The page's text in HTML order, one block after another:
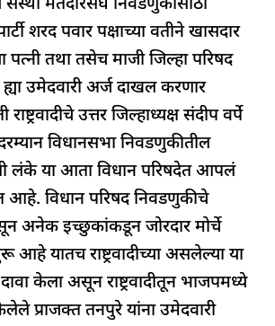
e
dI
n
a
d
s
g
ra
m
e
संस्था मतदारसंघ निवडणुकीसाठी
पार्टी शरद पवार पक्षाच्या वतीने खासदार
तथा तसेच माजी जिल्हा परिषद
उमेदवारी अर्ज दाखल करणार
उत्तर जिल्हाध्यक्ष संदीप वर्पे
विधानसभा निवडणुकीतील
लंके या आता विधान परिषदेत आपलं
विधान परिषद निवडणुकीचे
अनेक इच्छुकांकडून जोरदार मोर्चे
यातच राष्ट्रवादीच्या असलेल्या या
केला असून राष्ट्रवादीतून भाजपमध्ये
प्राजक्त तनपुरे यांना उमेदवारी